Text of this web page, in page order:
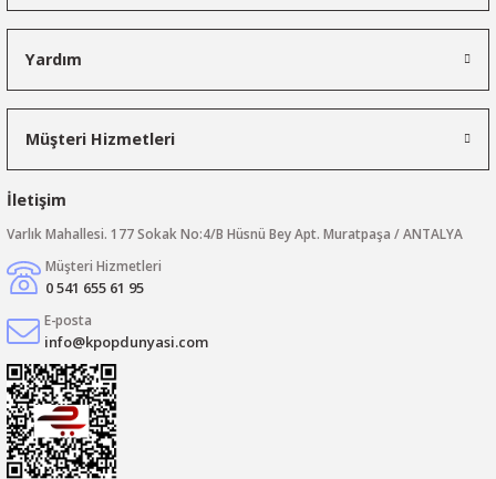
Yardım
Müşteri Hizmetleri
İletişim
Varlık Mahallesi. 177 Sokak No:4/B Hüsnü Bey Apt. Muratpaşa / ANTALYA
Müşteri Hizmetleri
0 541 655 61 95
E-posta
info@kpopdunyasi.com